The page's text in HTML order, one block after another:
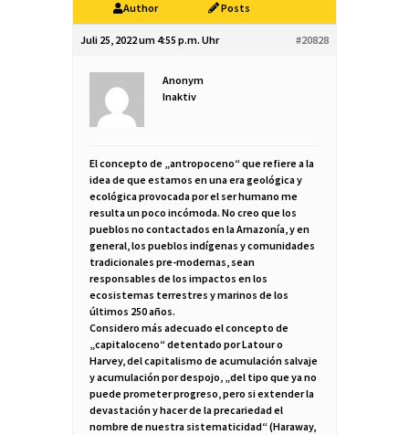
Author Posts
Juli 25, 2022 um 4:55 p.m. Uhr #20828
Anonym
Inaktiv
El concepto de „antropoceno“ que refiere a la
idea de que estamos en una era geológica y
ecológica provocada por el ser humano me
resulta un poco incómoda. No creo que los
pueblos no contactados en la Amazonía, y en
general, los pueblos indígenas y comunidades
tradicionales pre-modernas, sean
responsables de los impactos en los
ecosistemas terrestres y marinos de los
últimos 250 años.
Considero más adecuado el concepto de
„capitaloceno“ detentado por Latour o
Harvey, del capitalismo de acumulación salvaje
y acumulación por despojo, „del tipo que ya no
puede prometer progreso, pero si extender la
devastación y hacer de la precariedad el
nombre de nuestra sistematicidad“ (Haraway,